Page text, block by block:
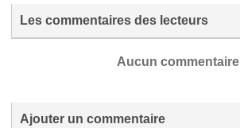
Les commentaires des lecteurs
Aucun commentaire
Ajouter un commentaire